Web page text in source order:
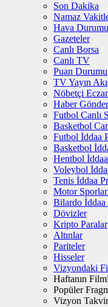
Son Dakika
Namaz
Hava Durumu
Gazeteler
Canlı Borsa
Canlı TV
Puan Durumu
TV Yayın
Nöbetçi
Haber Gönder
Futbol Canlı
Basketbol
Futbol İddaa
Basketbol
Hentbol
Voleybol
Tenis İddaa
Motor
Bilardo İddaa
Dövizler
Kripto Paralar
Altınlar
Pariteler
Hisseler
Vizyondaki
Haftanın
Popüler
Vizyon